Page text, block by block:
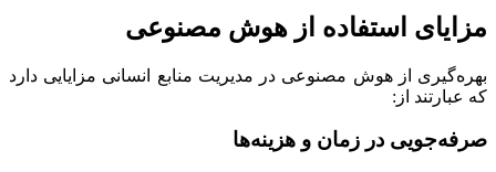
مزایای استفاده از هوش مصنوعی
بهره‌گیری از هوش مصنوعی در مدیریت منابع انسانی مزایایی دارد
که عبارتند از:
صرفه‌جویی در زمان و هزینه‌ها